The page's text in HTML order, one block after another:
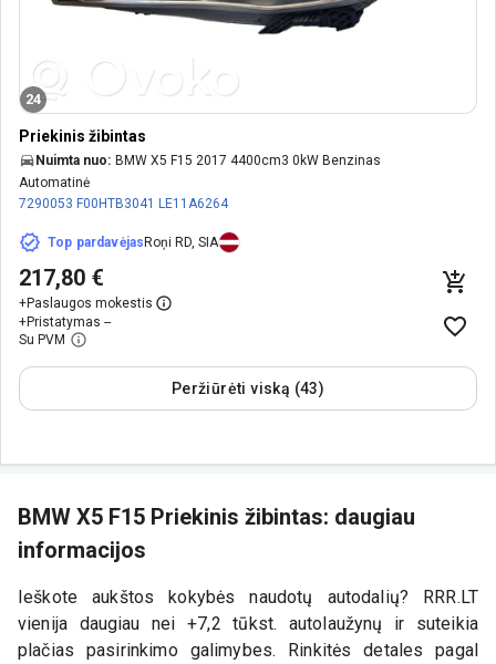
24
Priekinis žibintas
Nuimta nuo: BMW X5 F15 2017 4400cm3 0kW Benzinas
Automatinė
7290053 F00HTB3041 LE11A6264
Top pardavėjasRoņi RD, SIA
217,80 €
+Paslaugos mokestis
+Pristatymas --
Su PVM
Peržiūrėti viską (43)
BMW X5 F15 Priekinis žibintas: daugiau
informacijos
Ieškote aukštos kokybės naudotų autodalių? RRR.LT
vienija daugiau nei +7,2 tūkst. autolaužynų ir suteikia
plačias pasirinkimo galimybes. Rinkitės detales pagal